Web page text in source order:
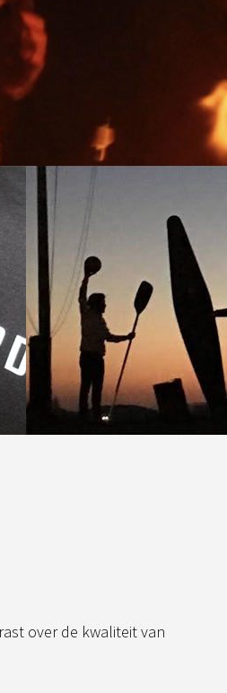
over de kwaliteit van